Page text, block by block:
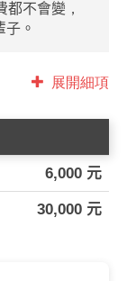
不會變，
。
展開細項
6,000 元
30,000 元